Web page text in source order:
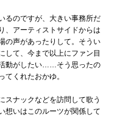
るのですが、大きい事務所だ
、アーティストサイドからは
の声があったりして。そうい
して、今まで以上にファン目
動がしたい……そう思ったの
くれたおかゆ。
スナックなどを訪問して歌う
想いはこのルーツが関係して